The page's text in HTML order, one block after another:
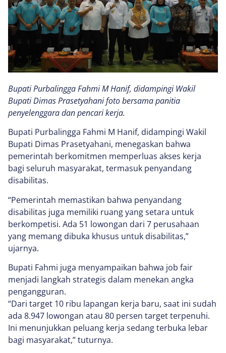
Bupati Purbalingga Fahmi M Hanif, didampingi Wakil
Bupati Dimas Prasetyahani foto bersama panitia
penyelenggara dan pencari kerja.
Bupati Purbalingga Fahmi M Hanif, didampingi Wakil
Bupati Dimas Prasetyahani, menegaskan bahwa
pemerintah berkomitmen memperluas akses kerja
bagi seluruh masyarakat, termasuk penyandang
disabilitas.
“Pemerintah memastikan bahwa penyandang
disabilitas juga memiliki ruang yang setara untuk
berkompetisi. Ada 51 lowongan dari 7 perusahaan
yang memang dibuka khusus untuk disabilitas,”
ujarnya.
Bupati Fahmi juga menyampaikan bahwa job fair
menjadi langkah strategis dalam menekan angka
pengangguran.
“Dari target 10 ribu lapangan kerja baru, saat ini sudah
ada 8.947 lowongan atau 80 persen target terpenuhi.
Ini menunjukkan peluang kerja sedang terbuka lebar
bagi masyarakat,” tuturnya.